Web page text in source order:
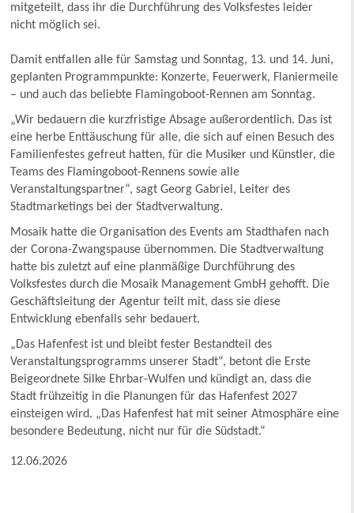
mitgeteilt, dass ihr die Durchführung des Volksfestes leider
nicht möglich sei.
Damit entfallen alle für Samstag und Sonntag, 13. und 14. Juni,
geplanten Programmpunkte: Konzerte, Feuerwerk, Flaniermeile
– und auch das beliebte Flamingoboot-Rennen am Sonntag.
„Wir bedauern die kurzfristige Absage außerordentlich. Das ist
eine herbe Enttäuschung für alle, die sich auf einen Besuch des
Familienfestes gefreut hatten, für die Musiker und Künstler, die
Teams des Flamingoboot-Rennens sowie alle
Veranstaltungspartner“, sagt Georg Gabriel, Leiter des
Stadtmarketings bei der Stadtverwaltung.
Mosaik hatte die Organisation des Events am Stadthafen nach
der Corona-Zwangspause übernommen. Die Stadtverwaltung
hatte bis zuletzt auf eine planmäßige Durchführung des
Volksfestes durch die Mosaik Management GmbH gehofft. Die
Geschäftsleitung der Agentur teilt mit, dass sie diese
Entwicklung ebenfalls sehr bedauert.
„Das Hafenfest ist und bleibt fester Bestandteil des
Veranstaltungsprogramms unserer Stadt“, betont die Erste
Beigeordnete Silke Ehrbar-Wulfen und kündigt an, dass die
Stadt frühzeitig in die Planungen für das Hafenfest 2027
einsteigen wird. „Das Hafenfest hat mit seiner Atmosphäre eine
besondere Bedeutung, nicht nur für die Südstadt.“
12.06.2026